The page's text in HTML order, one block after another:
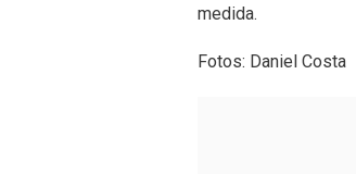
medida.
Fotos: Daniel Costa